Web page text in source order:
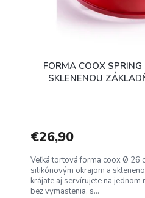
FORMA COOX
SKLENENOU
€26,90
Veľká tortová forma coox Ø 26
silikónovým okrajom a
krájate aj servírujete na jednom
bez vymastenia, s...